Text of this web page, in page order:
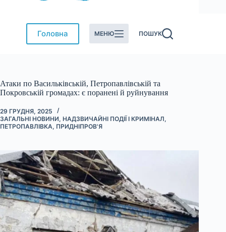
Головна МЕНЮ ПОШУК
Атаки по Васильківській, Петропавлівській та
Покровській громадах: є поранені й руйнування
29 ГРУДНЯ, 2025
ЗАГАЛЬНІ НОВИНИ, НАДЗВИЧАЙНІ ПОДІЇ І КРИМІНАЛ,
ПЕТРОПАВЛІВКА, ПРИДНІПРОВ'Я